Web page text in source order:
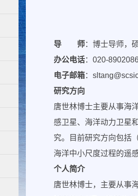
导 师：博士导师，
办公电话：020-
电子邮箱：
研究方向
唐世林博士主要从事海
感卫星、海洋动力卫星
究。目前研究方向包括
海洋中小尺度过程的遥
个人简介
唐世林博士，主要从事